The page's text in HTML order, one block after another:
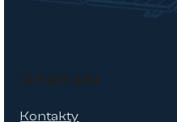
O nákupu
Kontakty